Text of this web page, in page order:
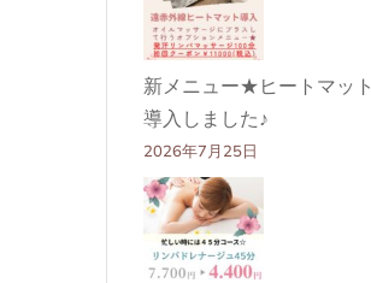
新メニュー★ヒートマット
導入しました♪
2026年7月25日